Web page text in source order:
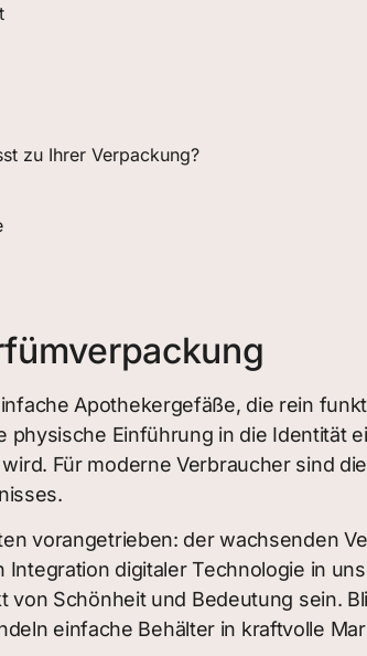
zu Ihrer Verpackung?
Apothekergefäße, die rein
Einführung in die Identität
Für moderne Verbraucher sind
vorangetrieben: der wachsenden
digitaler Technologie in
von Schönheit und Bedeutung sein.
einfache Behälter in kraftvolle